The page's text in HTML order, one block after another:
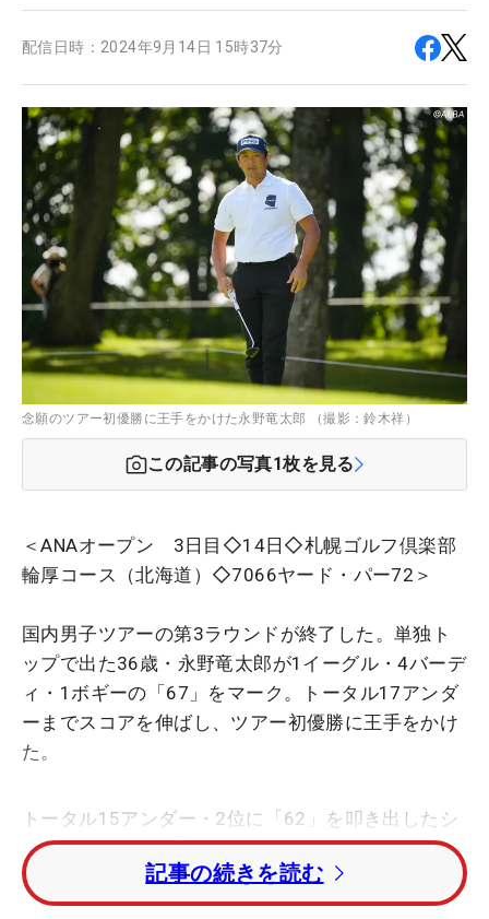
配信日時： 2024年9月14日 15時37分
念願のツアー初優勝に王手をかけた永野竜太郎 （撮影：鈴木祥）
この記事の写真1枚を見る
＜ANAオープン 3日目◇14日◇札幌ゴルフ倶楽部
輪厚コース（北海道）◇7066ヤード・パー72＞
国内男子ツアーの第3ラウンドが終了した。単独ト
ップで出た36歳・永野竜太郎が1イーグル・4バーデ
ィ・1ボギーの「67」をマーク。トータル17アンダ
ーまでスコアを伸ばし、ツアー初優勝に王手をかけ
た。
トータル15アンダー・2位に「62」を叩き出したシ
ョーン・ノリス（南アフリカ）。トータル14アンダ
ー・3位タイには岩崎亜久竜と金子駆大が続いた。
記事の続きを読む